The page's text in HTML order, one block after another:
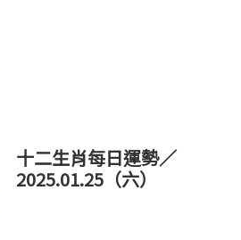
十二生肖每日運勢／
2025.01.25（六）